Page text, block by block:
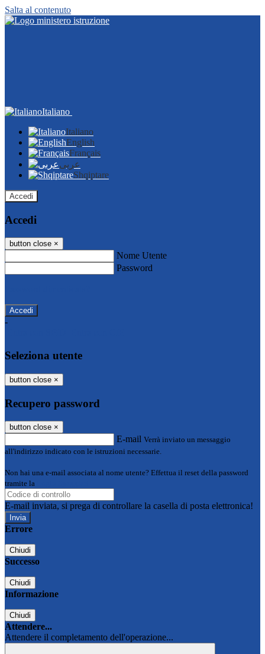
Salta al contenuto
Italiano
Italiano
English
Français
عربى
Shqiptare
Accedi
Accedi
button close ×
Nome Utente
Password
-
Seleziona utente
button close ×
Recupero password
button close ×
E-mail Verrà inviato un messaggio
all'indirizzo indicato con le istruzioni necessarie.
Non hai una e-mail associata al nome utente? Effettua il reset della password
tramite la
E-mail inviata, si prega di controllare la casella di posta elettronica!
Errore
Chiudi
Successo
Chiudi
Informazione
Chiudi
Attendere...
Attendere il completamento dell'operazione...